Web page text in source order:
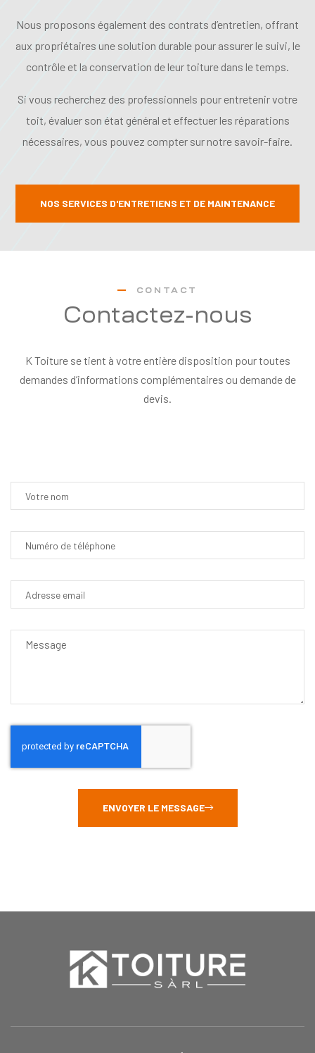
Nous proposons également des contrats d’entretien, offrant
aux propriétaires une solution durable pour assurer le suivi, le
contrôle et la conservation de leur toiture dans le temps.
Si vous recherchez des professionnels pour entretenir votre
toit, évaluer son état général et effectuer les réparations
nécessaires, vous pouvez compter sur notre savoir-faire.
NOS SERVICES D'ENTRETIENS ET DE MAINTENANCE
CONTACT
Contactez-nous
K Toiture se tient à votre entière disposition pour toutes
demandes d’informations complémentaires ou demande de
devis.
ENVOYER LE MESSAGE